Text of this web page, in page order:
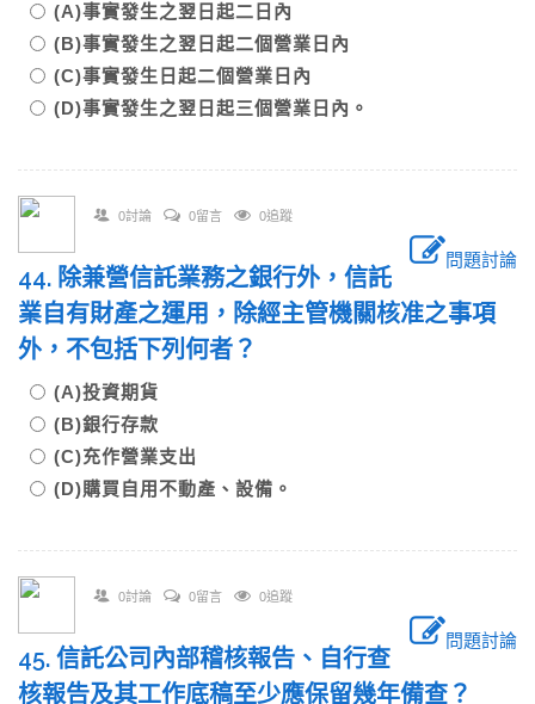
(A)事實發生之翌日起二日內
(B)事實發生之翌日起二個營業日內
(C)事實發生日起二個營業日內
(D)事實發生之翌日起三個營業日內。
0討論 0留言 0追蹤
問題討論
44. 除兼營信託業務之銀行外，信託
業自有財產之運用，除經主管機關核准之事項
外，不包括下列何者？
(A)投資期貨
(B)銀行存款
(C)充作營業支出
(D)購買自用不動產、設備。
0討論 0留言 0追蹤
問題討論
45. 信託公司內部稽核報告、自行查
核報告及其工作底稿至少應保留幾年備查？